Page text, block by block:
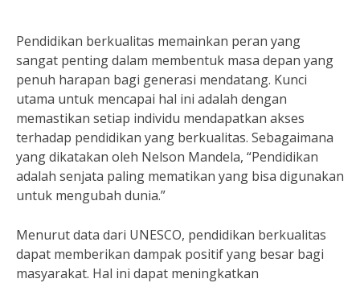
Pendidikan berkualitas memainkan peran yang
sangat penting dalam membentuk masa depan yang
penuh harapan bagi generasi mendatang. Kunci
utama untuk mencapai hal ini adalah dengan
memastikan setiap individu mendapatkan akses
terhadap pendidikan yang berkualitas. Sebagaimana
yang dikatakan oleh Nelson Mandela, “Pendidikan
adalah senjata paling mematikan yang bisa digunakan
untuk mengubah dunia.”
Menurut data dari UNESCO, pendidikan berkualitas
dapat memberikan dampak positif yang besar bagi
masyarakat. Hal ini dapat meningkatkan